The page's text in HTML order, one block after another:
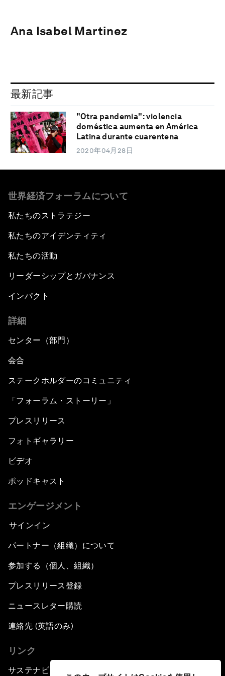
Ana Isabel Martinez
最新記事
"Otra pandemia": violencia
doméstica aumenta en América
Latina durante cuarentena
2020年04月28日
世界経済フォーラムについて
私たちのストラテジー
私たちのアイデンティティ
私たちの活動
リーダーシップとガバナンス
インパクト
詳細
センター（部門）
会合
ステークホルダーのコミュニティ
「フォーラム・ストーリー」
プレスリリース
フォトギャラリー
ビデオ
ポッドキャスト
エンゲージメント
サインイン
パートナー（組織）について
参加する（個人、組織）
プレスリリース登録
ニュースレター購読
連絡先 (英語のみ)
リンク
サステナビリティへの取り組み